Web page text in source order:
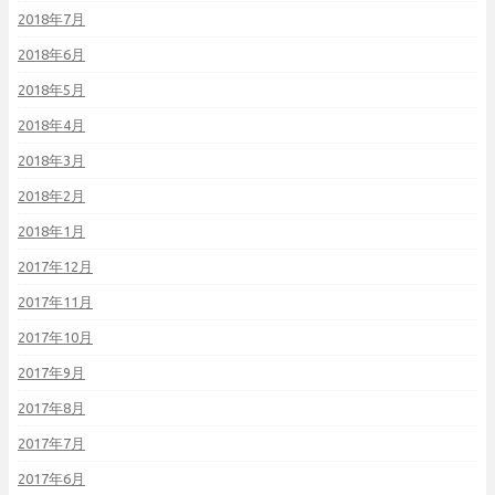
2018年7月
2018年6月
2018年5月
2018年4月
2018年3月
2018年2月
2018年1月
2017年12月
2017年11月
2017年10月
2017年9月
2017年8月
2017年7月
2017年6月